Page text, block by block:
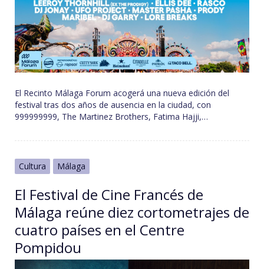
El Recinto Málaga Forum acogerá una nueva edición del
festival tras dos años de ausencia en la ciudad, con
999999999, The Martinez Brothers, Fatima Hajji,…
Cultura Málaga
El Festival de Cine Francés de
Málaga reúne diez cortometrajes de
cuatro países en el Centre
Pompidou